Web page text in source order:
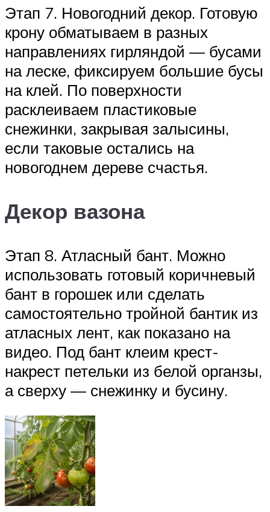
Этап 7. Новогодний декор. Готовую
крону обматываем в разных
направлениях гирляндой — бусами
на леске, фиксируем большие бусы
на клей. По поверхности
расклеиваем пластиковые
снежинки, закрывая залысины,
если таковые остались на
новогоднем дереве счастья.
Декор вазона
Этап 8. Атласный бант. Можно
использовать готовый коричневый
бант в горошек или сделать
самостоятельно тройной бантик из
атласных лент, как показано на
видео. Под бант клеим крест-
накрест петельки из белой органзы,
а сверху — снежинку и бусину.